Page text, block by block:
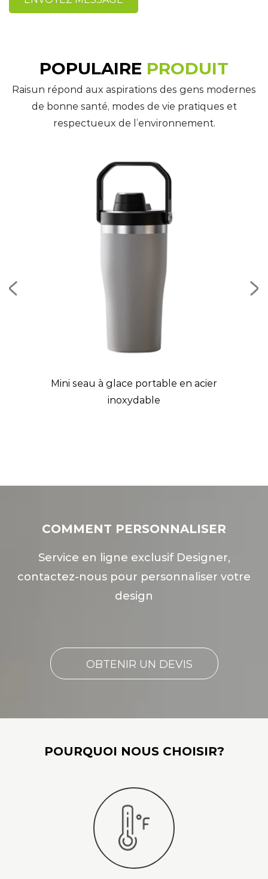
POPULAIRE PRODUIT
Raisun répond aux aspirations des gens modernes
de bonne santé, modes de vie pratiques et
respectueux de l’environnement.
Mini seau à glace portable en acier
inoxydable
COMMENT PERSONNALISER
Service en ligne exclusif Designer,
contactez-nous pour personnaliser votre
design
OBTENIR UN DEVIS
POURQUOI NOUS CHOISIR?